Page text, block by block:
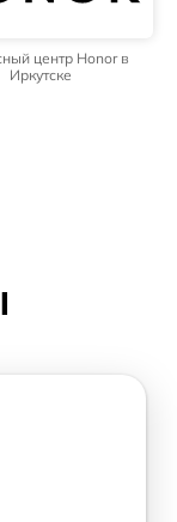
центр Honor в
Иркутске